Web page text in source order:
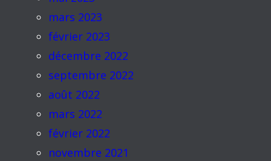
mars 2023
février 2023
décembre 2022
septembre 2022
août 2022
mars 2022
février 2022
novembre 2021